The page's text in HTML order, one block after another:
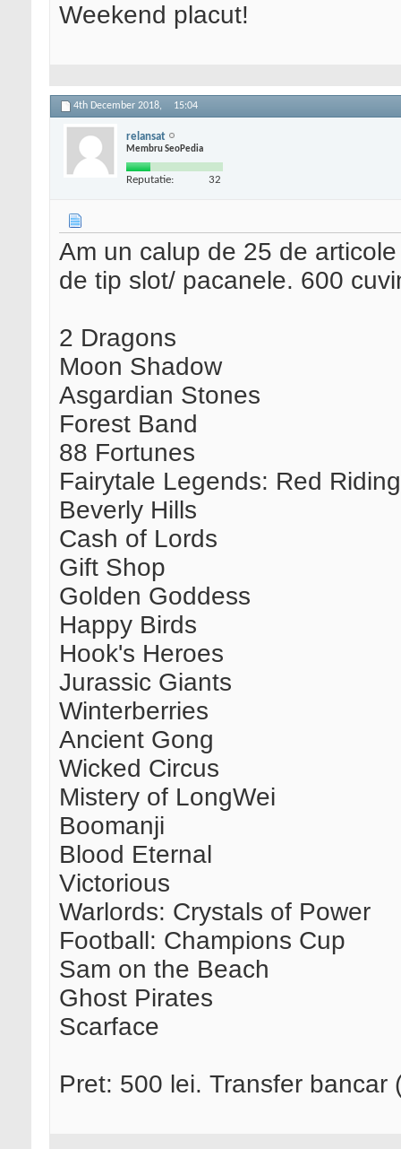
Weekend placut!
4th December 2018, 15:04
relansat
Membru SeoPedia
Reputatie: 32
Am un calup de 25 de
de tip slot/ pacanele. 600
2 Dragons
Moon Shadow
Asgardian Stones
Forest Band
88 Fortunes
Fairytale Legends: Red
Beverly Hills
Cash of Lords
Gift Shop
Golden Goddess
Happy Birds
Hook's Heroes
Jurassic Giants
Winterberries
Ancient Gong
Wicked Circus
Mistery of LongWei
Boomanji
Blood Eternal
Victorious
Warlords: Crystals of Power
Football: Champions Cup
Sam on the Beach
Ghost Pirates
Scarface
Pret: 500 lei. Transfer bancar